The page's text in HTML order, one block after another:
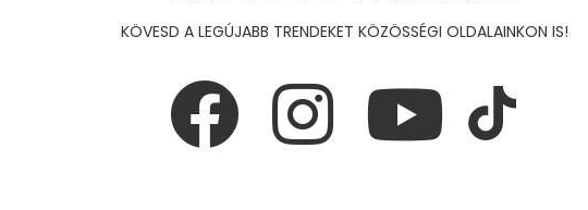
KÖVESD A LEGÚJABB TRENDEKET KÖZÖSSÉGI OLDALAINKON IS!